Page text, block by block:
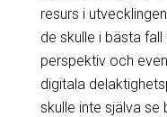
resurs i
de skulle i bästa
perspektiv och
digitala
skulle inte själva se